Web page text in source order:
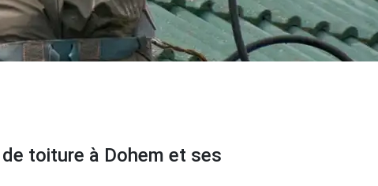
toiture à Dohem et ses